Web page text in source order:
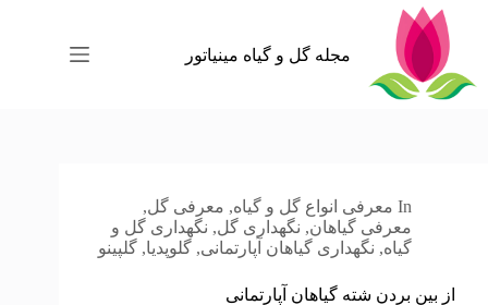
مجله گل و گیاه مینیاتور
In معرفی انواع گل و گیاه, معرفی گل,
معرفی گیاهان, نگهداری گل, نگهداری گل و
گیاه, نگهداری گیاهان آپارتمانی, گلوپدیا, گلپینو
از بین بردن شته گیاهان آپارتمانی